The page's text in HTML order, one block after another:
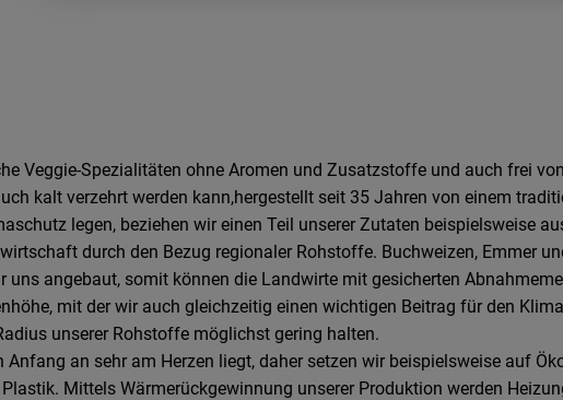
Veggie-Spezialitäten ohne Aromen und Zusatzstoffe und auch frei
kalt verzehrt werden kann,hergestellt seit 35 Jahren von einem
legen, beziehen wir einen Teil unserer Zutaten beispielsweise
durch den Bezug regionaler Rohstoffe. Buchweizen, Emmer
uns angebaut, somit können die Landwirte mit gesicherten
mit der wir auch gleichzeitig einen wichtigen Beitrag für den
unserer Rohstoffe möglichst gering halten.
an sehr am Herzen liegt, daher setzen wir beispielsweise auf
Mittels Wärmerückgewinnung unserer Produktion werden